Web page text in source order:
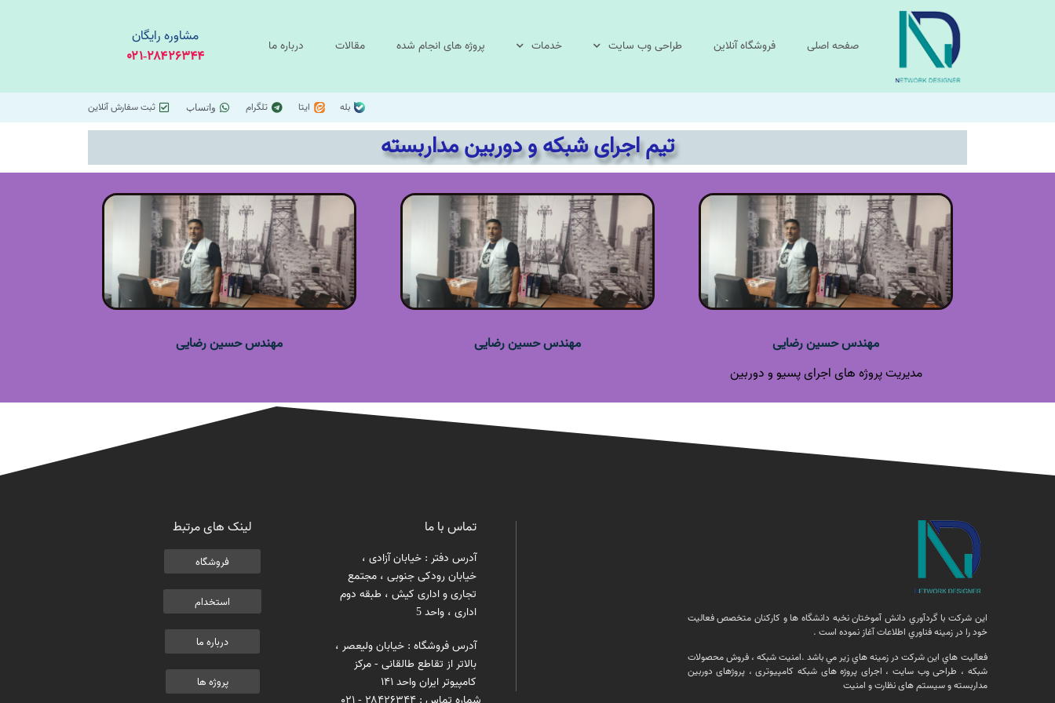
صفحه اصلی فروشگاه آنلاین طراحی وب سایت خدمات پروژه های انجام شده مقالات درباره ما
مشاوره رایگان
۰۲۱-۲۸۴۲۶۳۴۴
بله ایتا تلگرام واتساپ ثبت سفارش آنلاین
تیم اجرای شبکه و دوربین مداربسته
مهندس حسین رضایی
مدیریت پروژه های اجرای پسیو و دوربین
مهندس حسین رضایی مهندس حسین رضایی
اين شركت با گردآوري دانش آموختان نخبه دانشگاه ها و كاركنان متخصص فعاليت
خود را در زمينه فناوري اطلاعات آغاز نموده است .
فعالیت هاي اين شركت در زمينه هاي زير مي باشد .امنيت شبكه ، فروش محصولات
شبكه ، طراحی وب سایت ، اجرای پروژه های شبکه کامپیوتری ، پروژهای دوربین
مداربسته و سیستم های نظارت و امنیت
تماس با ما
آدرس دفتر : خیابان آزادی ،
خیابان رودکی جنوبی ، مجتمع
تجاری و اداری کیش ، طبقه دوم
اداری ، واحد 5
آدرس فروشگاه : خیابان ولیعصر ،
بالاتر از تقاطع طالقانی - مرکز
کامپیوتر ایران واحد ۱۴۱
لینک های مرتبط
فروشگاه
استخدام
درباره ما
پروژه ها